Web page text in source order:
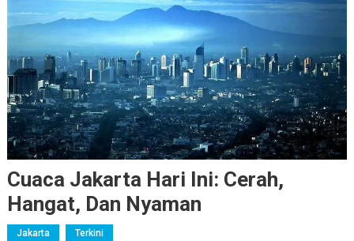
Cuaca Jakarta Hari Ini: Cerah,
Hangat, Dan Nyaman
Jakarta Terkini